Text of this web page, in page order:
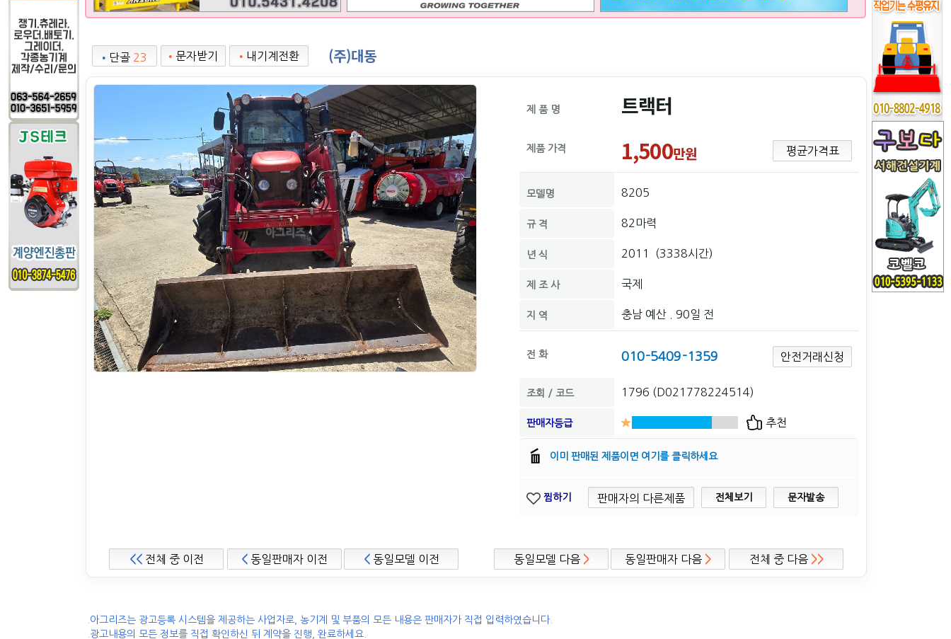
• 단골 23 • 문자받기 • 내기계전환 (주)대동
제 품 명 트랙터
제품 가격 1,500만원 평균가격표
모델명 8205
규 격 82마력
년 식 2011 (3338시간)
제 조 사 국제
지 역 충남 예산 . 90일 전
전 화 010-5409-1359 안전거래신청
조회 / 코드 1796 (D021778224514)
판매자등급 추천
이미 판매된 제품이면 여기를 클릭하세요
찜하기 전체보기 문자발송
<<전체 중 이전 < 동일판매자 이전 <동일모델 이전 동일모델 다음 > 동일판매자 다음 > 전체 중 다음 >>
.아그리즈는 광고등록 시스템을 제공하는 사업자로, 농기계 및 부품의 모든 내용은 판매자가 직접 입력하였습니다.
.광고내용의 모든 정보를 직접 확인하신 뒤 계약을 진행, 완료하세요.